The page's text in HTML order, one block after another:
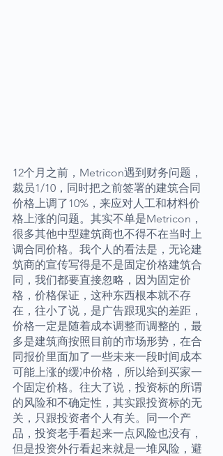
12个月之前，Metricon遇到财务问题，
裁员1/10，同时把之前签署的建筑合同
价格上调了10%，来应对人工和材料价
格上涨的问题。其实不单是Metricon，
很多其他中型建筑商也不得不在当时上
调合同价格。我个人的看法是，无论建
筑商的宣传写得是不是固定价格建筑合
同，我们都要直接忽略，因为固定价
格，价格保证，这种东西根本就不存
在，往小了说，是广告跟现实的差距，
价格一定是随着成本调整而调整的，最
多是建筑商按照目前的市场形势，在合
同报价里面加了一些未来一段时间成本
可能上涨的缓冲价格，所以给到买家一
个固定价格。往大了说，投资标的所谓
的风险和不确定性，其实跟投资标的无
关，只跟投资者个人有关。同一个产
品，投资老手看起来一点风险也没有，
但是投资外行看起来就是一堆风险，避